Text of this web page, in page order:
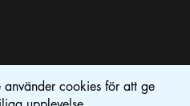
använder cookies för att ge